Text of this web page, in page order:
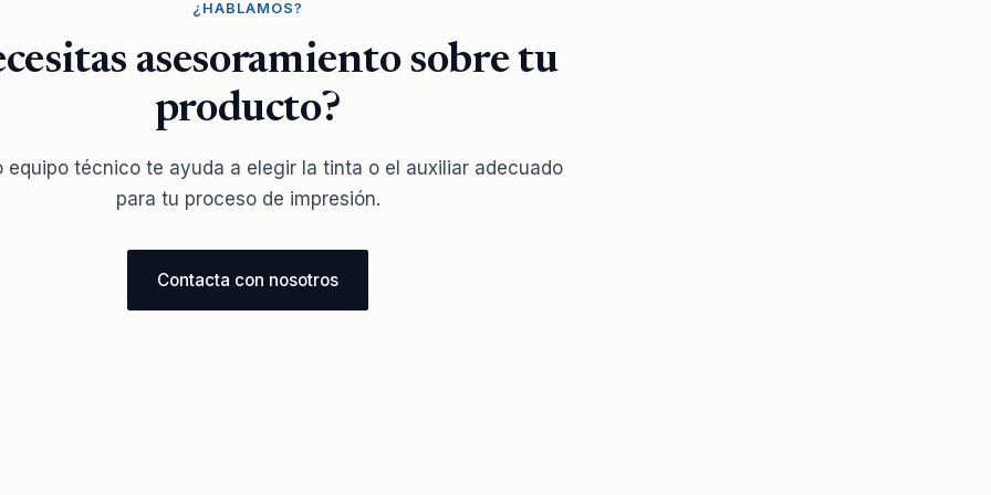
¿HABLAMOS?
asesoramiento sobre tu
producto?
equipo técnico te ayuda a elegir la tinta o el auxiliar adecuado
para tu proceso de impresión.
Contacta con nosotros